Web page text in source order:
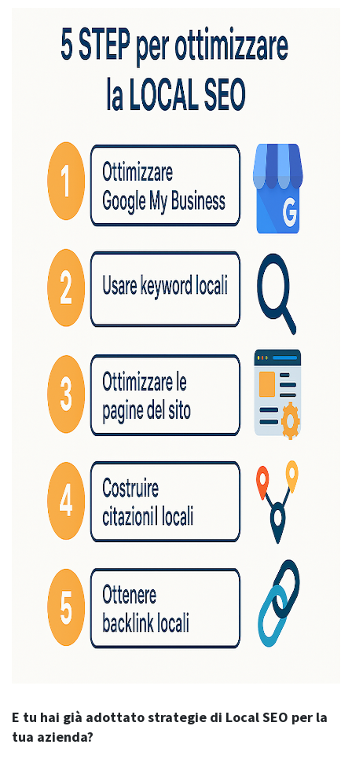
E tu hai già adottato strategie di Local SEO per la
tua azienda?